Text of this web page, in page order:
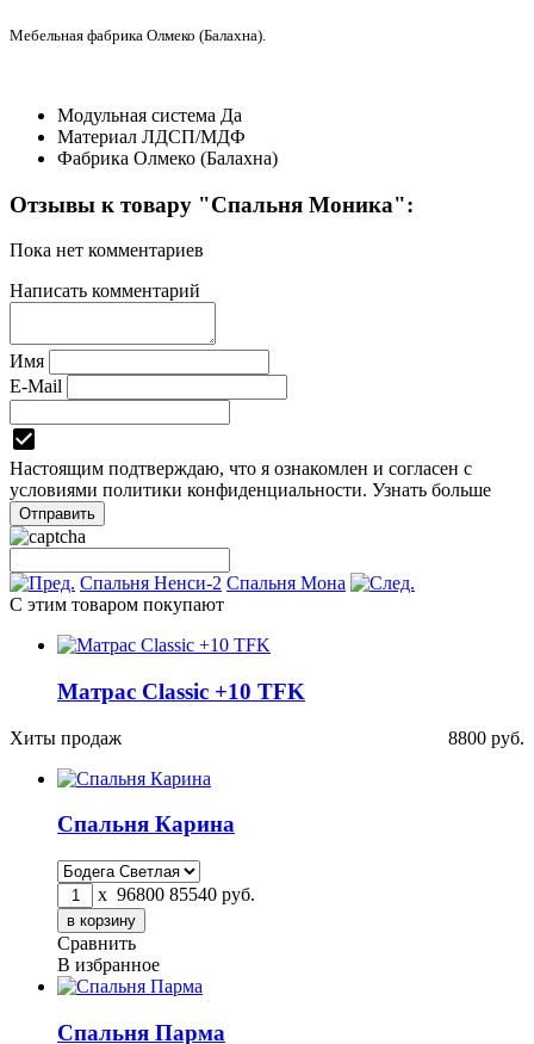
Мебельная фабрика Олмеко (Балахна).
Модульная система Да
Материал ЛДСП/МДФ
Фабрика Олмеко (Балахна)
Отзывы к товару "Спальня Моника":
Пока нет комментариев
Написать комментарий
Имя
E-Mail
Настоящим подтверждаю, что я ознакомлен и согласен с
условиями политики конфиденциальности. Узнать больше
Спальня Ненси-2 Спальня Мона
С этим товаром покупают
Матрас Classic +10 TFK
8800 руб.
Хиты продаж
Спальня Карина
x 96800 85540 руб.
Сравнить
В избранное
Спальня Парма